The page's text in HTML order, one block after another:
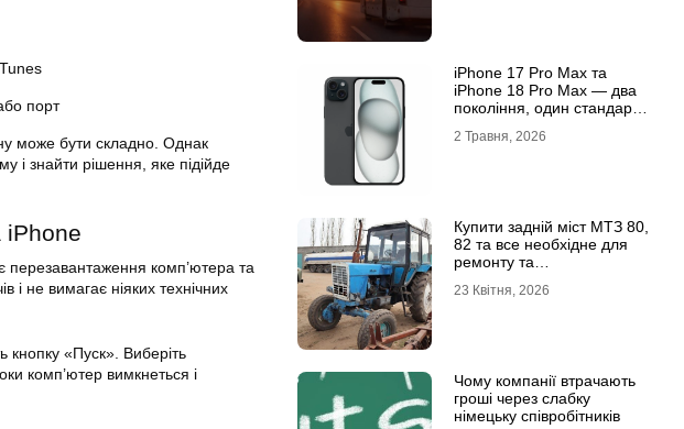
порт
може бути складно. Однак
і знайти рішення, яке підійде
iPhone
перезавантаження комп’ютера та
не вимагає ніяких технічних
кнопку «Пуск». Виберіть
комп’ютер вимкнеться і
iРhone 17 Рro Мax та
iРhone 18 Рro Мax — два
покоління, один стандарт
2 Травня, 2026
Купити задній міст МТЗ 80,
82 та все необхідне для
ремонту та
23 Квітня, 2026
Чому компанії втрачають
гроші через слабку
німецьку співробітників